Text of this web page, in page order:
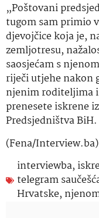
„Poštovani
tugom sam primio
djevojčice koja je,
zemljotresu,
saosjećam s
riječi utjehe nakon
njenim roditeljima
prenesete iskrene
Predsjedništva BiH.
(Fena/Interview.ba)
interviewba,
telegram
Hrvatske,